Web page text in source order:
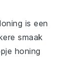
is een
smaak
honing